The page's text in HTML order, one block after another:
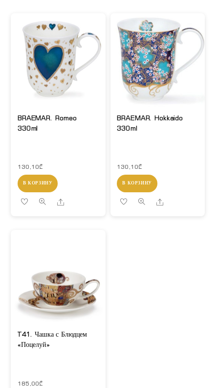
BRAEMAR. Romeo
330ml
130,10₾
В КОРЗИНУ
Share
BRAEMAR. Hokkaido
330ml
130,10₾
В КОРЗИНУ
Share
T41. Чашка с Блюдцем
«Поцелуй»
185,00₾